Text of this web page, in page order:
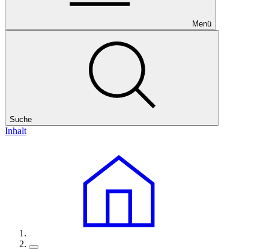
Menü
Suche
Inhalt